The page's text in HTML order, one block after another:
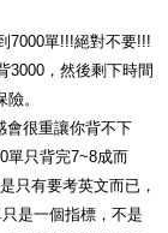
7000單!!!絕對不要!!!
3000，然後剩下時間
。
會很重讓你背不下
單只背完7~8成而
只有要考英文而已，
是一個指標，不是